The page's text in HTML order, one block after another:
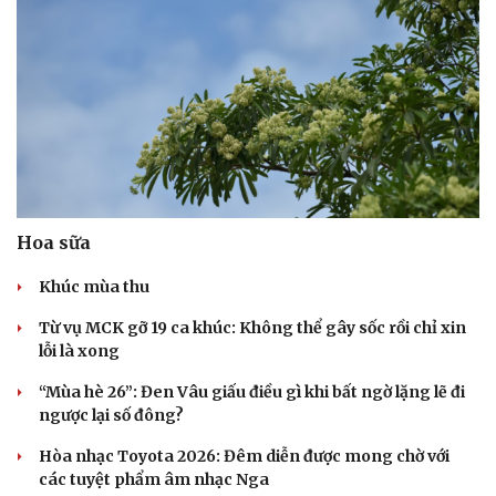
Hoa sữa
Khúc mùa thu
Từ vụ MCK gỡ 19 ca khúc: Không thể gây sốc rồi chỉ xin
lỗi là xong
“Mùa hè 26”: Đen Vâu giấu điều gì khi bất ngờ lặng lẽ đi
ngược lại số đông?
Hòa nhạc Toyota 2026: Đêm diễn được mong chờ với
các tuyệt phẩm âm nhạc Nga